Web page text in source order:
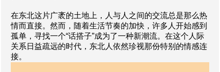
在东北这片广袤的土地上，人与人之间的交流总是那么热
情而直接。然而，随着生活节奏的加快，许多人开始感到
孤单，寻找一个“话搭子”成为了一种新潮流。在这个人际
关系日益疏远的时代，东北人依然珍视那份特别的情感连
接。